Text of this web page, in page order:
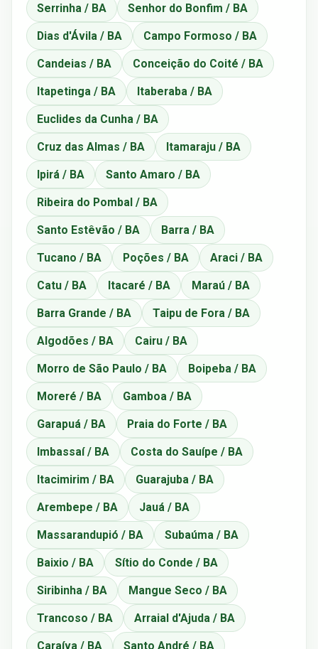
Serrinha / BA Senhor do Bonfim / BA
Dias d'Ávila / BA Campo Formoso / BA
Candeias / BA Conceição do Coité / BA
Itapetinga / BA Itaberaba / BA
Euclides da Cunha / BA
Cruz das Almas / BA Itamaraju / BA
Ipirá / BA Santo Amaro / BA
Ribeira do Pombal / BA
Santo Estêvão / BA Barra / BA
Tucano / BA Poções / BA Araci / BA
Catu / BA Itacaré / BA Maraú / BA
Barra Grande / BA Taipu de Fora / BA
Algodões / BA Cairu / BA
Morro de São Paulo / BA Boipeba / BA
Moreré / BA Gamboa / BA
Garapuá / BA Praia do Forte / BA
Imbassaí / BA Costa do Sauípe / BA
Itacimirim / BA Guarajuba / BA
Arembepe / BA Jauá / BA
Massarandupió / BA Subaúma / BA
Baixio / BA Sítio do Conde / BA
Siribinha / BA Mangue Seco / BA
Trancoso / BA Arraial d'Ajuda / BA
Caraíva / BA Santo André / BA